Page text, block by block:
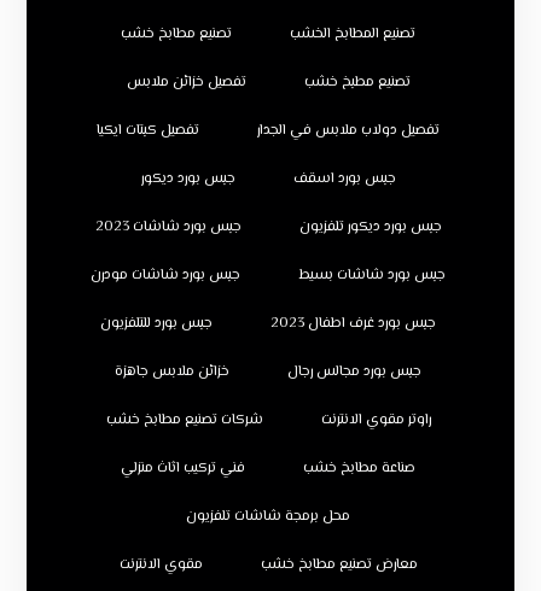
تصنيع المطابخ الخشب تصنيع مطابخ خشب
تصنيع مطبخ خشب تفصيل خزائن ملابس
تفصيل دولاب ملابس في الجدار تفصيل كبتات ايكيا
جبس بورد اسقف جبس بورد ديكور
جبس بورد ديكور تلفزيون جبس بورد شاشات 2023
جبس بورد شاشات بسيط جبس بورد شاشات مودرن
جبس بورد غرف اطفال 2023 جبس بورد للتلفزيون
جبس بورد مجالس رجال خزائن ملابس جاهزة
راوتر مقوي الانترنت شركات تصنيع مطابخ خشب
صناعة مطابخ خشب فني تركيب اثاث منزلي
محل برمجة شاشات تلفزيون
معارض تصنيع مطابخ خشب مقوي الانترنت